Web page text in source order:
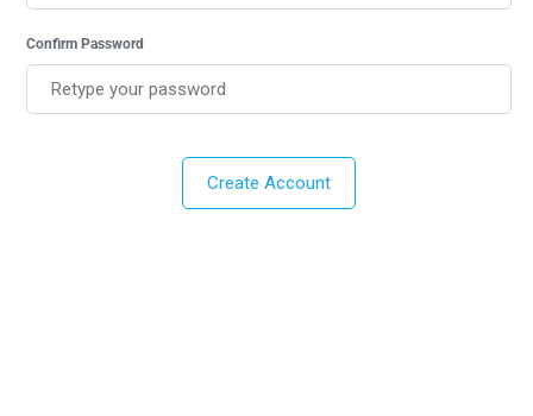
Confirm Password
Create Account